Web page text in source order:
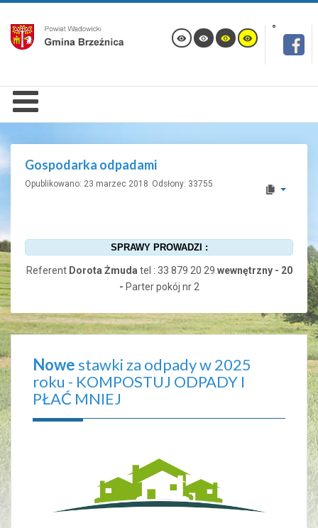
Gospodarka odpadami
Opublikowano: 23 marzec 2018 Odsłony: 33755
SPRAWY PROWADZI :
ReferentDorota Żmuda tel : 33 879 20 29 wewnętrzny - 20
- Parter pokój nr 2
Nowe stawki za odpady w 2025
roku - KOMPOSTUJ ODPADY I
PŁAĆ MNIEJ